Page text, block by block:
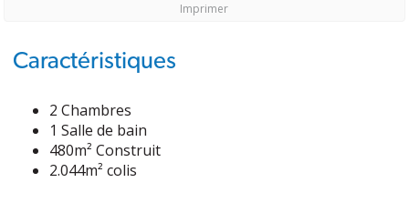
Imprimer
Caractéristiques
2 Chambres
1 Salle de bain
480m² Construit
2.044m² colis